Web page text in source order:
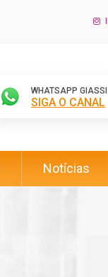
WHATSAPP GIASSI
SIGA O CANAL
Notícias